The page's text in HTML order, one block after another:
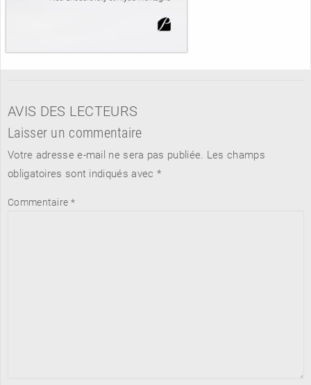
AVIS DES LECTEURS
Laisser un commentaire
Votre adresse e-mail ne sera pas publiée. Les champs
obligatoires sont indiqués avec *
Commentaire *